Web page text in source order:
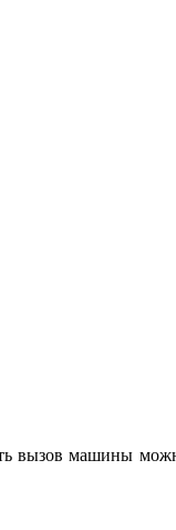
вызов машины